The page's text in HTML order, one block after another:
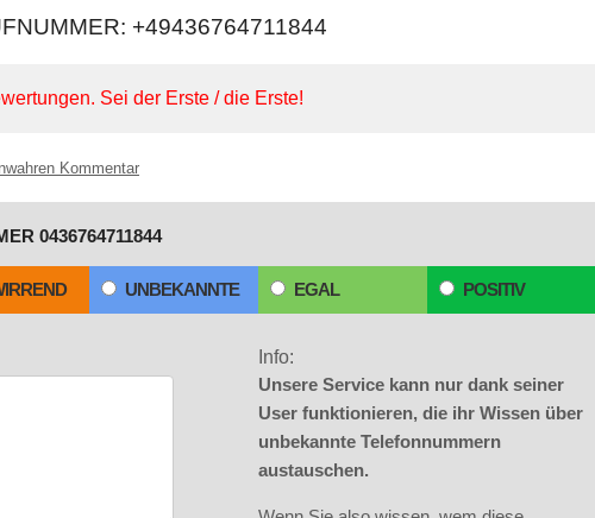
+49436764711844
Sei der Erste / die Erste!
Kommentar
0436764711844
UNBEKANNTE EGAL POSITIV
Info:
Unsere Service kann nur dank seiner
User funktionieren, die ihr Wissen über
unbekannte Telefonnummern
austauschen.